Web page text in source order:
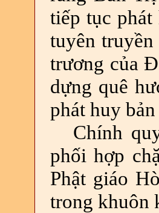
tiếp tục
tuyên
trương của
dựng quê
phát huy
Chính
phối hợp
Phật giáo
trong khuôn